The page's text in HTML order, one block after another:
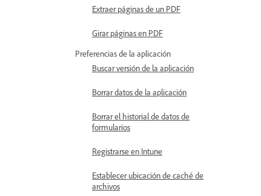
Extraer páginas de un PDF
Girar páginas en PDF
Preferencias de la aplicación
Buscar versión de la aplicación
Borrar datos de la aplicación
Borrar el historial de datos de
formularios
Registrarse en Intune
Establecer ubicación de caché de
archivos